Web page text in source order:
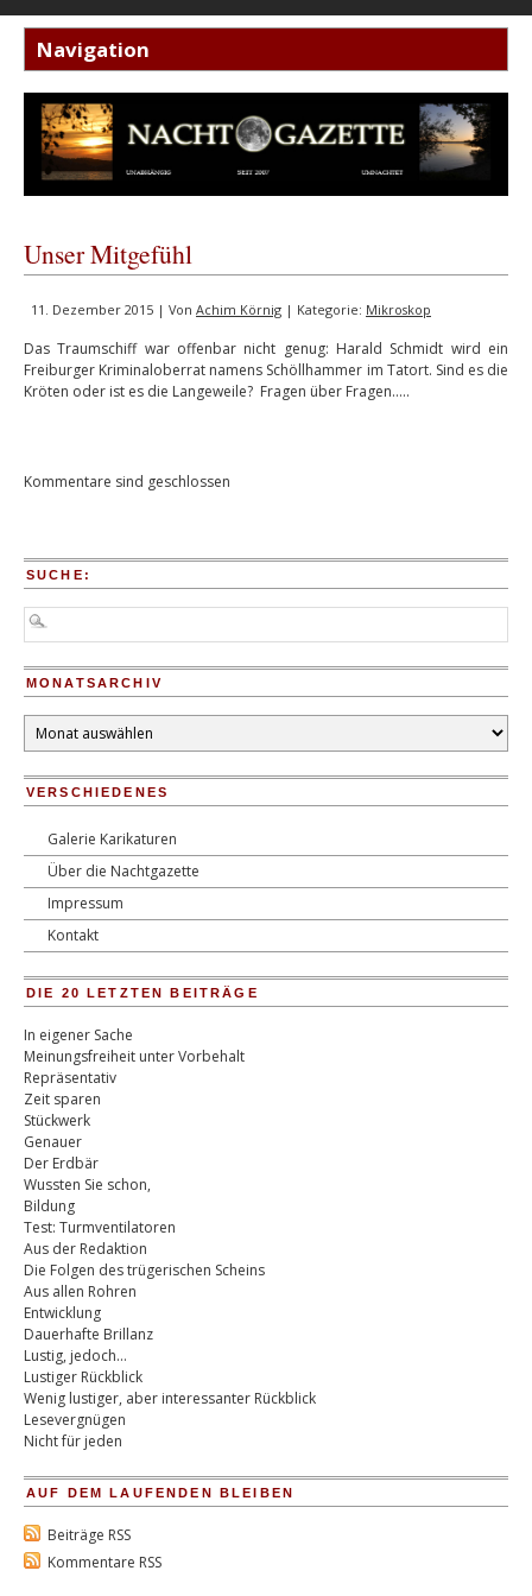
Unser Mitgefühl
11. Dezember 2015 | Von Achim Körnig | Kategorie: Mikroskop
Das Traumschiff war offenbar nicht genug: Harald Schmidt wird ein
Freiburger Kriminaloberrat namens Schöllhammer im Tatort. Sind es die
Kröten oder ist es die Langeweile? Fragen über Fragen…..
Kommentare sind geschlossen
SUCHE:
MONATSARCHIV
Monatsarchiv
VERSCHIEDENES
Galerie Karikaturen
Über die Nachtgazette
Impressum
Kontakt
DIE 20 LETZTEN BEITRÄGE
In eigener Sache
Meinungsfreiheit unter Vorbehalt
Repräsentativ
Zeit sparen
Stückwerk
Genauer
Der Erdbär
Wussten Sie schon,
Bildung
Test: Turmventilatoren
Aus der Redaktion
Die Folgen des trügerischen Scheins
Aus allen Rohren
Entwicklung
Dauerhafte Brillanz
Lustig, jedoch…
Lustiger Rückblick
Wenig lustiger, aber interessanter Rückblick
Lesevergnügen
Nicht für jeden
AUF DEM LAUFENDEN BLEIBEN
Beiträge RSS
Kommentare RSS